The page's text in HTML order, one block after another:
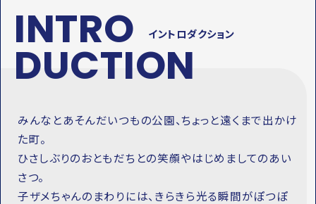
INTRO
DUCTION
イントロダクション
みんなとあそんだいつもの公園、ちょっと遠くまで出かけ
た町。
ひさしぶりのおともだちとの笑顔やはじめましてのあい
さつ。
子ザメちゃんのまわりには、きらきら光る瞬間がぽつぽ